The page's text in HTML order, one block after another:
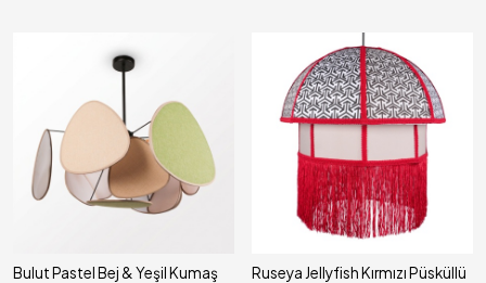
Bulut Pastel Bej & Yeşil Kumaş
Ruseya Jellyfish Kırmızı Püsküllü